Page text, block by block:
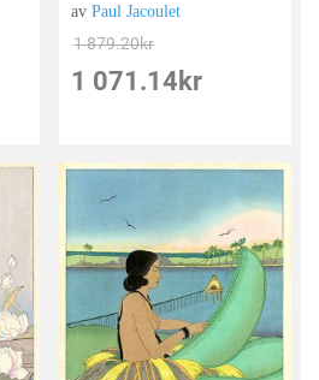
avPaul Jacoulet
1 879.20kr
1 071.14 kr